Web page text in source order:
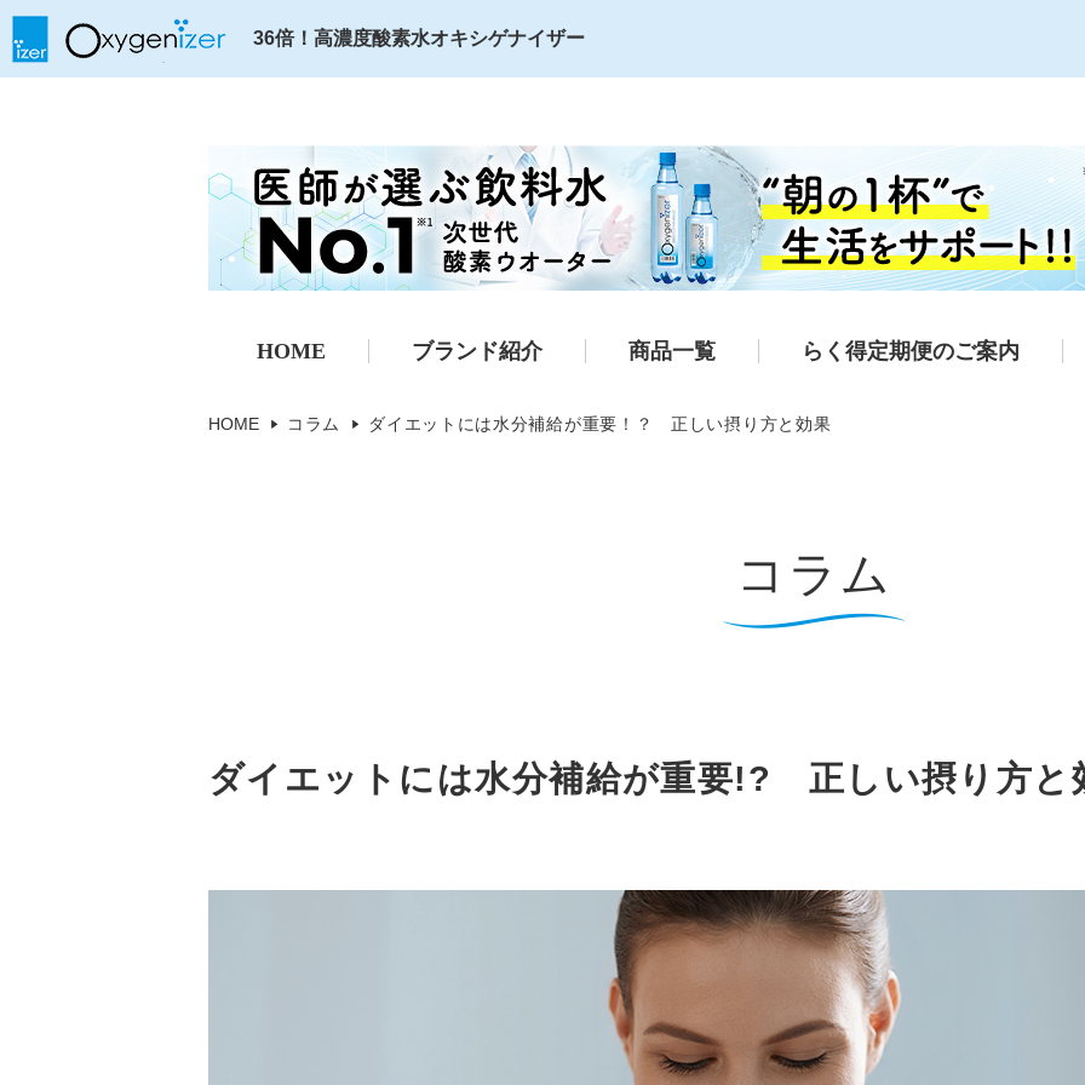
36倍！高濃度酸素水オキシゲナイザー
HOME ブランド紹介 商品一覧 らく得定期便のご案内
コラム ダイエットには水分補給が重要！？ 正しい摂り方と効果
コラム
ダイエットには水分補給が重要!? 正しい摂り方と